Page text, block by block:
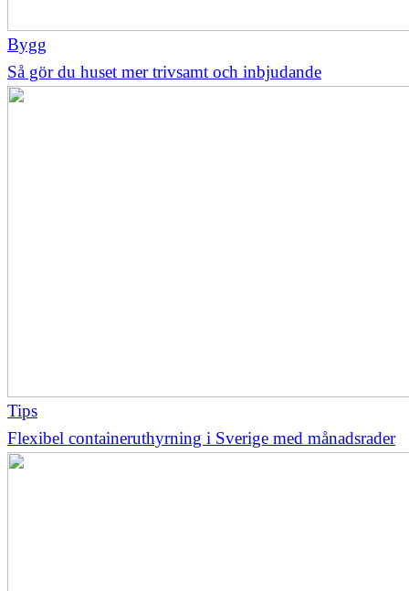
Bygg
Så gör du huset mer trivsamt och inbjudande
Tips
Flexibel containeruthyrning i Sverige med månadsrader